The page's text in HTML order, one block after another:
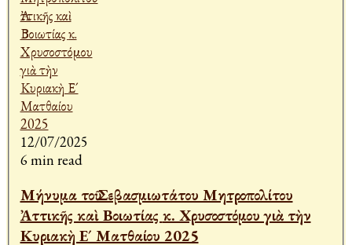
12/07/2025
6 min read
Μήνυμα τοῦ Σεβασμιωτάτου Μητροπολίτου
Ἀττικῆς καὶ Βοιωτίας κ. Χρυσοστόμου γιὰ τὴν
Κυριακὴ Ε´ Ματθαίου 2025